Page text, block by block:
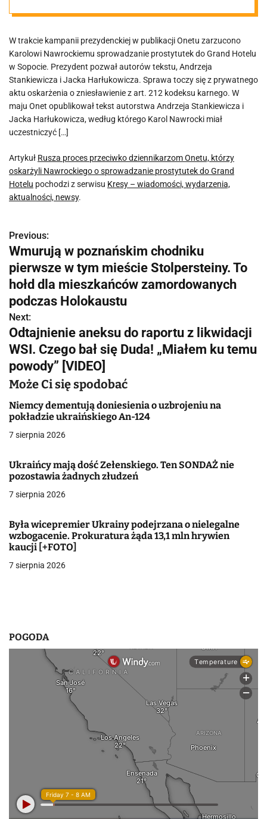
oskarżyli
Nawrockiego o
sprowadzanie
prostytutek do
Grand Hotelu
W trakcie kampanii prezydenckiej w publikacji Onetu zarzucono
Karolowi Nawrockiemu sprowadzanie prostytutek do Grand Hotelu
w Sopocie. Prezydent pozwał autorów tekstu, Andrzeja
Stankiewicza i Jacka Harłukowicza. Sprawa toczy się z prywatnego
aktu oskarżenia o zniesławienie z art. 212 kodeksu karnego. W
maju Onet opublikował tekst autorstwa Andrzeja Stankiewicza i
Jacka Harłukowicza, według którego Karol Nawrocki miał
uczestniczyć […]
Artykuł Rusza proces przeciwko dziennikarzom Onetu, którzy
oskarżyli Nawrockiego o sprowadzanie prostytutek do Grand
Hotelu pochodzi z serwisu Kresy – wiadomości, wydarzenia,
aktualności, newsy.
N
a
w
i
g
a
c
j
a
w
p
i
u
Previous:
Wmurują w poznańskim chodniku
pierwsze w tym mieście Stolpersteiny. To
hołd dla mieszkańców zamordowanych
podczas Holokaustu
Next:
Odtajnienie aneksu do raportu z likwidacji
WSI. Czego bał się Duda! „Miałem ku temu
powody” [VIDEO]
Może Ci się spodobać
Niemcy dementują doniesienia o uzbrojeniu na
pokładzie ukraińskiego An-124
7 sierpnia 2026
Ukraińcy mają dość Zełenskiego. Ten SONDAŻ nie
pozostawia żadnych złudzeń
7 sierpnia 2026
Była wicepremier Ukrainy podejrzana o nielegalne
wzbogacenie. Prokuratura żąda 13,1 mln hrywien
kaucji [+FOTO]
7 sierpnia 2026
POGODA